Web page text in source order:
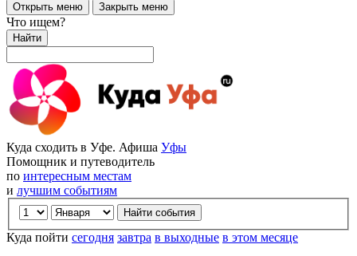
Открыть меню Закрыть меню
Что ищем?
Найти
Куда сходить в Уфе. Афиша Уфы
Помощник и путеводитель
по интересным местам
и лучшим событиям
Куда пойти сегодня завтра в выходные в этом месяце